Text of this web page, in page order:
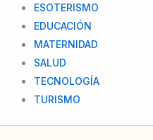
ESOTERISMO
EDUCACIÓN
MATERNIDAD
SALUD
TECNOLOGÍA
TURISMO